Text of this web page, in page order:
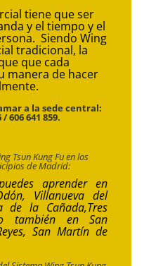
tiene que ser
y el tiempo y el
Siendo Wing
tradicional, la
que cada
manera de hacer
a la sede central:
/ 606 641 859.
Tsun Kung Fu en los
de Madrid:
aprender en
Villanueva del
de la Cañada,Tres
también enSan
San Martín de